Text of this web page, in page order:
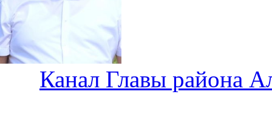
Канал Главы района